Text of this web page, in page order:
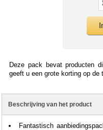
Deze pack bevat producten
geeft u een grote korting op de
Beschrijving van het product
Fantastisch